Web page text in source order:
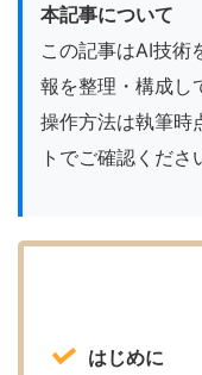
本記事について
この記事はAI技術
報を整理・構成し
操作方法は執筆時
トでご確認くださ
はじめに